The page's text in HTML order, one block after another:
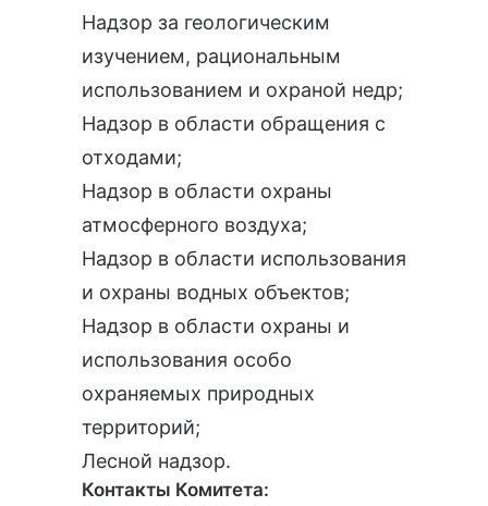
Надзор за геологическим
изучением, рациональным
использованием и охраной недр;
Надзор в области обращения с
отходами;
Надзор в области охраны
атмосферного воздуха;
Надзор в области использования
и охраны водных объектов;
Надзор в области охраны и
использования особо
охраняемых природных
территорий;
Лесной надзор.
Контакты Комитета: